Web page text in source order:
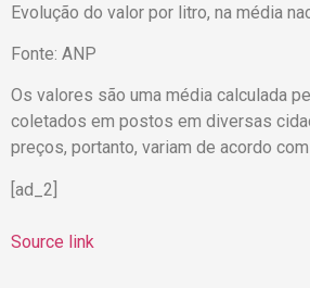
Evolução do valor por litro, na média
Fonte: ANP
Os valores são uma média calculada
coletados em postos em diversas
preços, portanto, variam de acordo
[ad_2]
Source link